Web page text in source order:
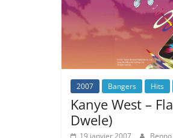
2007 Bangers Hits
Kanye West –
Dwele)
19 janvier 2007 Benno